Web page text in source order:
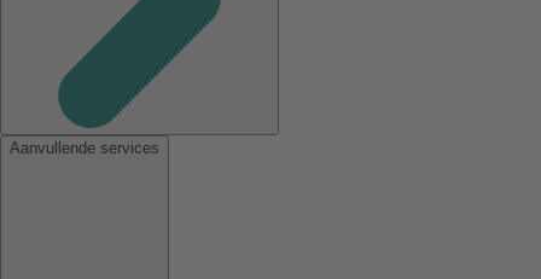
Aanvullende services